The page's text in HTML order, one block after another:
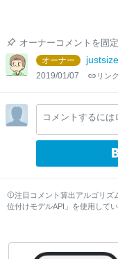
オーナーコメントを固
オーナー
justsize
2019/01/07 リンク
コメントするに
注目コメント算出アルゴリズ
位付けモデルAPI」を使用して